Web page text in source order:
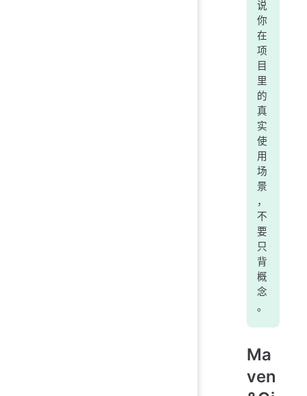
说
你
在
项
目
里
的
真
实
使
用
场
景
，
不
要
只
背
概
念
。
Ma
ven